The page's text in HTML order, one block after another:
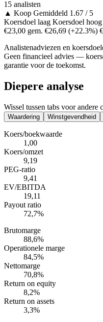
15 analisten
▲ Koop Gemiddeld 1.67 / 5
Koersdoel laag Koersdoel hoog
€23,00 gem. €26,69 (+22.3%)
Analistenadviezen en
Geen financieel advies —
garantie voor de toekomst.
Diepere analyse
Wissel tussen tabs voor andere
Waardering Winstgevendheid
Koers/boekwaarde
1,00
Koers/omzet
9,19
PEG-ratio
9,41
EV/EBITDA
19,11
Payout ratio
72,7%
Brutomarge
88,6%
Operationele marge
84,5%
Nettomarge
70,8%
Return on equity
8,2%
Return on assets
3,3%